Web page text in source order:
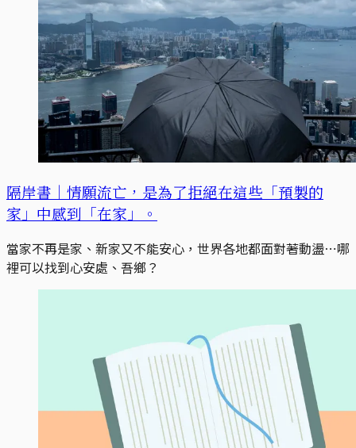
隔岸書｜情願流亡，是為了拒絕在這些「預製的
家」中感到「在家」。
當家不再是家、新家又不能安心，世界各地都面對著動盪⋯哪
裡可以找到心安處、吾鄉？